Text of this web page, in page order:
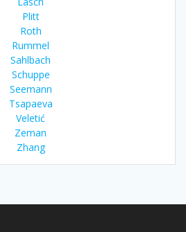
Plitt
Roth
Rummel
Sahlbach
Schuppe
Seemann
Tsapaeva
Veletić
Zeman
Zhang